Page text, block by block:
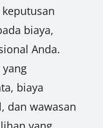
biaya,
Anda.
biaya
dan wawasan